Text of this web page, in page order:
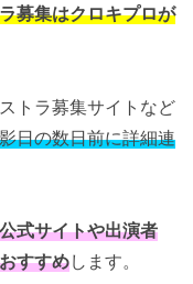
募集はクロキプロが
トラ募集サイトなど
日の数日前に詳細連
式サイトや出演者
すすめします。